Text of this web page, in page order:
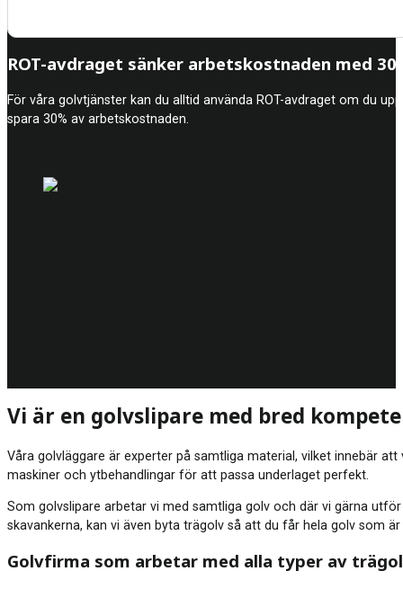
ROT-avdraget sänker arbetskostnaden med
För våra golvtjänster kan du alltid använda ROT-avdraget om du
spara 30% av arbetskostnaden.
Vi är en golvslipare med bred
Våra golvläggare är experter på samtliga material, vilket innebär
maskiner och ytbehandlingar för att passa underlaget perfekt.
Som golvslipare arbetar vi med samtliga golv och där vi gärna
skavankerna, kan vi även byta trägolv så att du får hela golv som
Golvfirma som arbetar med alla typer av